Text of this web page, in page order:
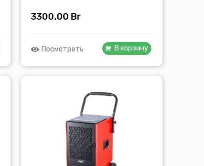
3300,00 Br
Посмотреть В корзину